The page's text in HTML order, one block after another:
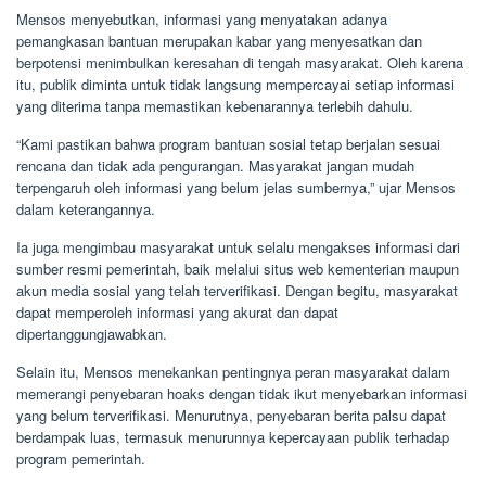
Mensos menyebutkan, informasi yang menyatakan adanya
pemangkasan bantuan merupakan kabar yang menyesatkan dan
berpotensi menimbulkan keresahan di tengah masyarakat. Oleh karena
itu, publik diminta untuk tidak langsung mempercayai setiap informasi
yang diterima tanpa memastikan kebenarannya terlebih dahulu.
“Kami pastikan bahwa program bantuan sosial tetap berjalan sesuai
rencana dan tidak ada pengurangan. Masyarakat jangan mudah
terpengaruh oleh informasi yang belum jelas sumbernya,” ujar Mensos
dalam keterangannya.
Ia juga mengimbau masyarakat untuk selalu mengakses informasi dari
sumber resmi pemerintah, baik melalui situs web kementerian maupun
akun media sosial yang telah terverifikasi. Dengan begitu, masyarakat
dapat memperoleh informasi yang akurat dan dapat
dipertanggungjawabkan.
Selain itu, Mensos menekankan pentingnya peran masyarakat dalam
memerangi penyebaran hoaks dengan tidak ikut menyebarkan informasi
yang belum terverifikasi. Menurutnya, penyebaran berita palsu dapat
berdampak luas, termasuk menurunnya kepercayaan publik terhadap
program pemerintah.